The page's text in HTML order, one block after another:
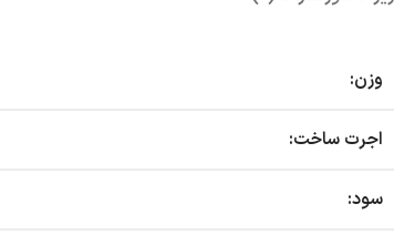
وزن:
اجرت ساخت:
سود: